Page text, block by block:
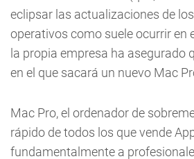
eclipsar las actualizaciones de
operativos como suele ocurrir en
la propia empresa ha asegurado
en el que sacará un nuevo Mac
Mac Pro, el ordenador de
rápido de todos los que vende
fundamentalmente a